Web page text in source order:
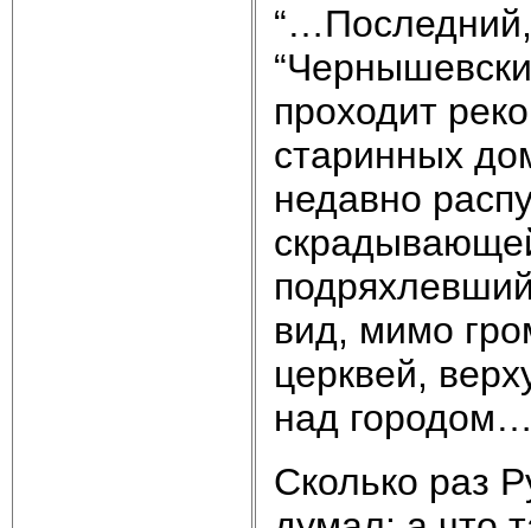
“…Последний,
проходит
старинных
недавно
вид, мимо
церквей,
над
Сколько раз